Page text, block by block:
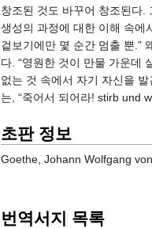
창조된 것도 바꾸어 창조된다.
생성의 과정에 대한 이해 속에
겉보기에만 몇 순간 멈출 뿐.”
다. “영원한 것이 만물 가운데
없는 것 속에서 자기 자신을
는, “죽어서 되어라! stirb und
초판 정보
Goethe, Johann Wolfgang
번역서지 목록